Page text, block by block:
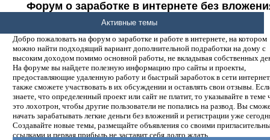
Форум о заработке в интернете без
денег.
Добро пожаловать на форум о заработке и работе в интернете, на котором
можно найти подходящий вариант дополнительной подработки на дому с
высоким доходом помимо основной работы, не вкладывая собственных
На форуме вы найдете полезную информацию про сайты и проекты,
предоставляющие удаленную работу и быстрый заработок в сети
также сможете участвовать в их обсуждении и оставлять свои отзывы.
знаете, что определенный проект или сайт не платит, то указывайте в теме
это лохотрон, чтобы другие пользователи не попались на развод. Вы
начать зарабатывать легкие деньги без вложений и регистрации уже
Создавайте новые темы, размещайте объявления со своими
ссылками и первая прибыль не заставит себя долго ждать.
Активные темы